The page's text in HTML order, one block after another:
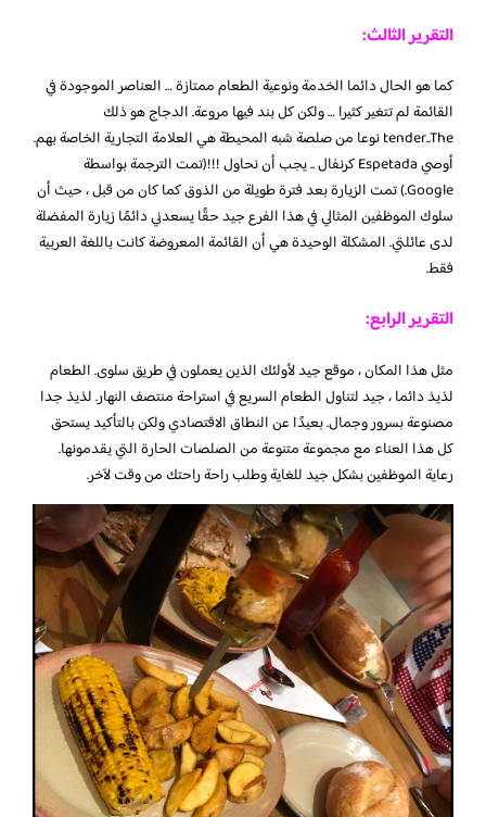
التقرير الثالث:
كما هو الحال دائما الخدمة ونوعية الطعام ممتازة … العناصر الموجودة في
القائمة لم تتغير كثيرا … ولكن كل بند فيها مروعة. الدجاج هو ذلك
tender..The نوعا من صلصة شبه المحيطة هي العلامة التجارية الخاصة بهم.
أوصي Espetada كرنفال .. يجب أن نحاول !!!(تمت الترجمة بواسطة
Google.) تمت الزيارة بعد فترة طويلة من الذوق كما كان من قبل ، حيث أن
سلوك الموظفين المثالي في هذا الفرع جيد حقًا يسعدني دائمًا زيارة المفضلة
لدى عائلتي. المشكلة الوحيدة هي أن القائمة المعروضة كانت باللغة العربية
فقط.
التقرير الرابع:
مثل هذا المكان ، موقع جيد لأولئك الذين يعملون في طريق سلوى. الطعام
لذيذ دائما ، جيد لتناول الطعام السريع في استراحة منتصف النهار. لذيذ جدا
مصنوعة بسرور وجمال. بعيدًا عن النطاق الاقتصادي ولكن بالتأكيد يستحق
كل هذا العناء مع مجموعة متنوعة من الصلصات الحارة التي يقدمونها.
رعاية الموظفين بشكل جيد للغاية وطلب راحة راحتك من وقت لآخر.